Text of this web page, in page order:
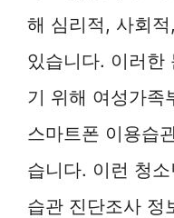
해 심리적, 사회
있습니다. 이러한
기 위해 여성가족
스마트폰 이용습
습니다. 이런 청
습관 진단조사 정